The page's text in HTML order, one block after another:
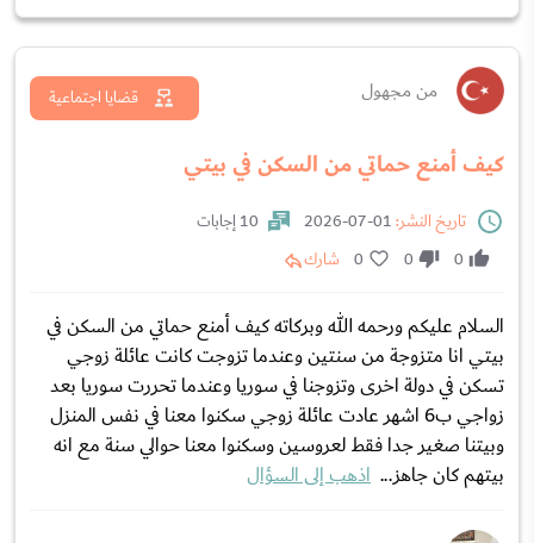
من مجهول
كيف أمنع حماتي من السكن في بيتي
قضايا اجتماعية
تاريخ النشر:
10 إجابات
0
0
0 شارك
السلام عليكم ورحمه الله وبركاته كيف أمنع حماتي من السكن في
بيتي انا متزوجة من سنتين وعندما تزوجت كانت عائلة زوجي
تسكن في دولة اخرى وتزوجنا في سوريا وعندما تحررت سوريا بعد
زواجي ب6 اشهر عادت عائلة زوجي سكنوا معنا في نفس المنزل
وبيتنا صغير جدا فقط لعروسين وسكنوا معنا حوالي سنة مع انه
بيتهم كان جاهز... اذهب إلى السؤال